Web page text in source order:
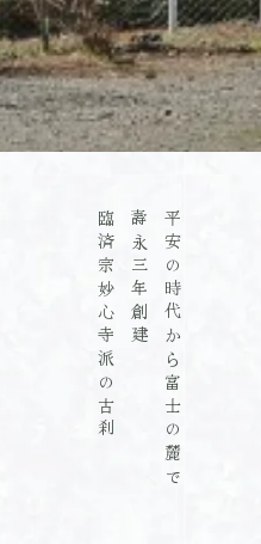
平安の時代から富士の麓で
壽永三年創建
臨済宗妙心寺派の古刹